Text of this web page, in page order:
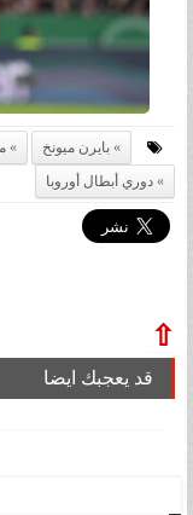
بايرن ميونخ
دوري أبطال أوروبا
⇧
قد يعجبك ايضا